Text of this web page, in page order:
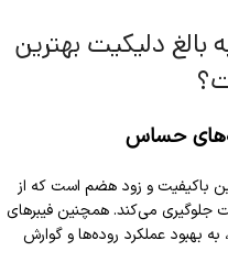
دلیکیت بهترین
باکیفیت و زود هضم است که از
جلوگیری می‌کند. همچنین فیبرهای
بهبود عملکرد روده‌ها و گوارش